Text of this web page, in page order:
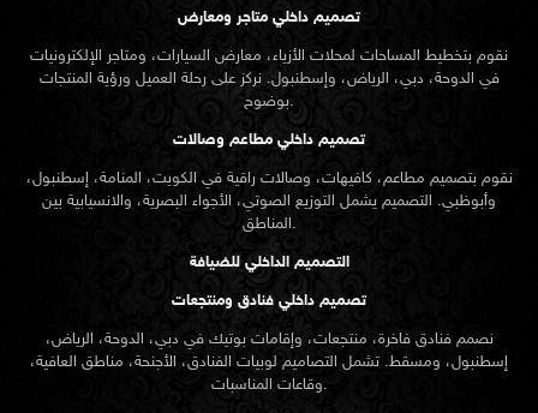
تصميم داخلي متاجر ومعارض
نقوم بتخطيط المساحات لمحلات الأزياء، معارض السيارات، ومتاجر الإلكترونيات
في الدوحة، دبي، الرياض، وإسطنبول. نركز على رحلة العميل ورؤية المنتجات
بوضوح.
تصميم داخلي مطاعم وصالات
نقوم بتصميم مطاعم، كافيهات، وصالات راقية في الكويت، المنامة، إسطنبول،
وأبوظبي. التصميم يشمل التوزيع الصوتي، الأجواء البصرية، والانسيابية بين
المناطق.
التصميم الداخلي للضيافة
تصميم داخلي فنادق ومنتجعات
نصمم فنادق فاخرة، منتجعات، وإقامات بوتيك في دبي، الدوحة، الرياض،
إسطنبول، ومسقط. تشمل التصاميم لوبيات الفنادق، الأجنحة، مناطق العافية،
وقاعات المناسبات.